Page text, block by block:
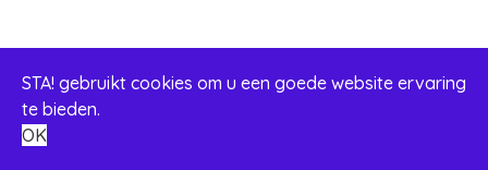
STA! gebruikt cookies om u een goede website ervaring
te bieden.
OK